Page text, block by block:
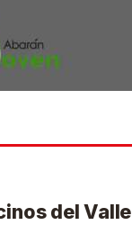
del Valle